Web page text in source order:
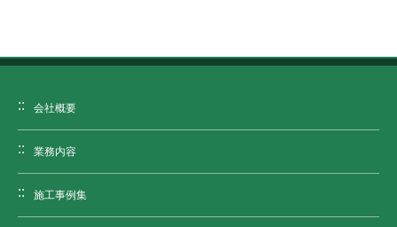
会社概要
業務内容
施工事例集